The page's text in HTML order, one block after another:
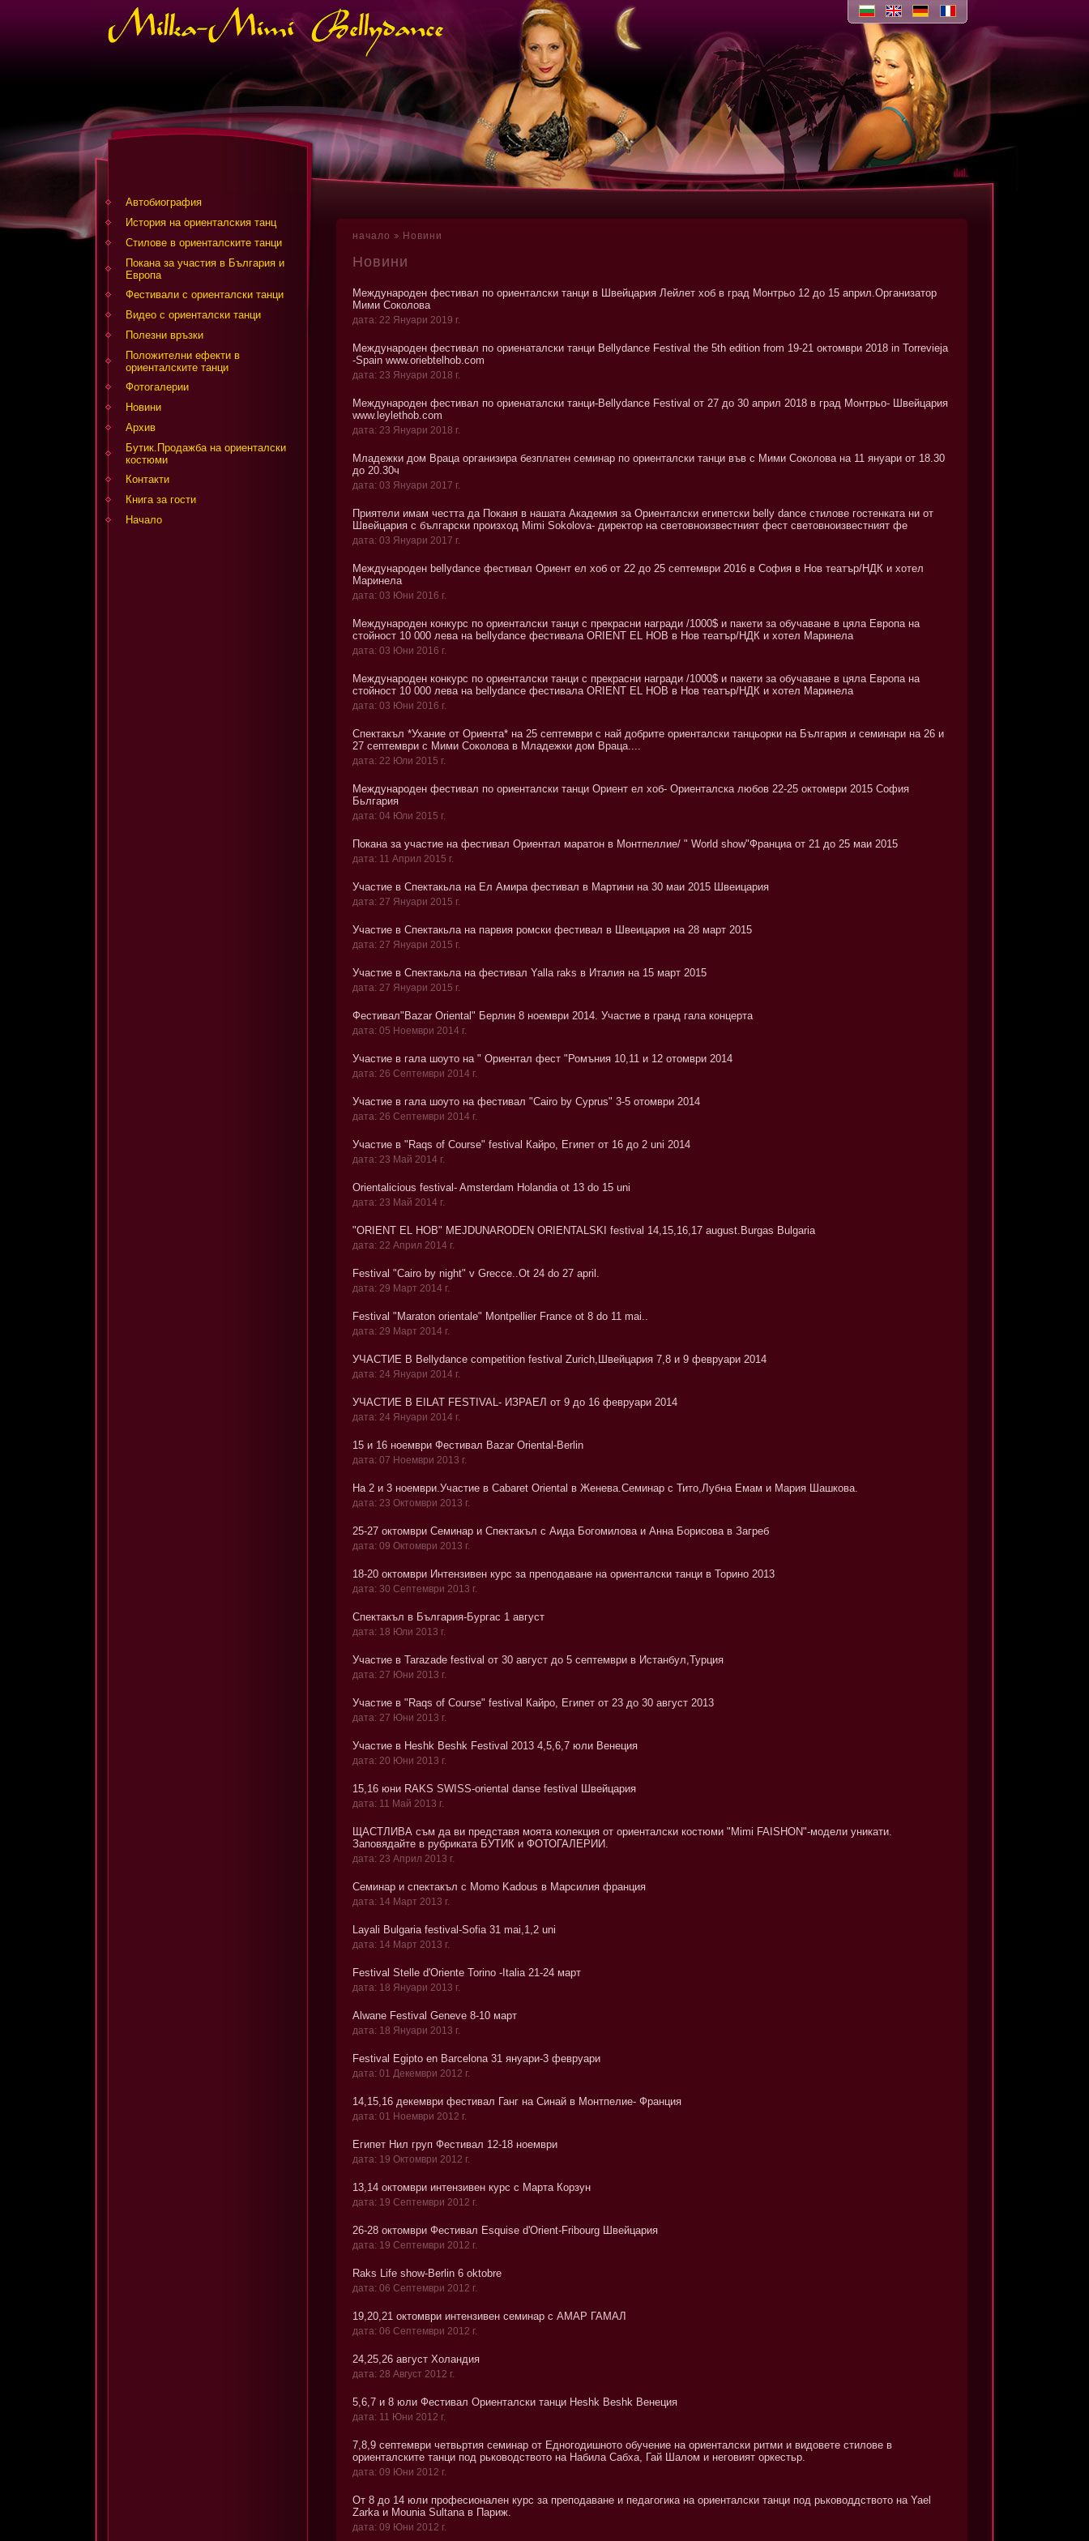
Автобиография
История на ориенталския танц
Стилове в ориенталските танци
Покана за участия в България и
Европа
Фестивали с ориенталски танци
Видео с ориенталски танци
Полезни връзки
Положителни ефекти в
ориенталските танци
Фотогалерии
Новини
Архив
Бутик.Продажба на ориенталски
костюми
Контакти
Книга за гости
Начало
начало Новини
Новини
Международен фестивал по ориенталски танци в Швейцария Лейлет хоб в град Монтрьо 12 до 15 април.Организатор
Мими Соколова
дата: 22 Януари 2019 г.
Международен фестивал по ориенаталски танци Bellydance Festival the 5th edition from 19-21 октомври 2018 in Torrevieja
-Spain www.oriebtelhob.com
дата: 23 Януари 2018 г.
Международен фестивал по ориенаталски танци-Bellydance Festival от 27 до 30 април 2018 в град Монтрьо- Швейцария
www.leylethob.com
дата: 23 Януари 2018 г.
Младежки дом Враца организира безплатен семинар по ориенталски танци във с Мими Соколова на 11 януари от 18.30
до 20.30ч
дата: 03 Януари 2017 г.
Приятели имам честта да Поканя в нашата Академия за Ориенталски египетски belly dаnce стилове гостенката ни от
Швейцария с български произход Mimi Sokolova- директор на световноизвестният фест световноизвестният фе
дата: 03 Януари 2017 г.
Международен bellydance фестивал Ориент ел хоб от 22 до 25 септември 2016 в София в Нов театър/НДК и хотел
Маринела
дата: 03 Юни 2016 г.
Международен конкурс по ориенталски танци с прекрасни награди /1000$ и пакети за обучаване в цяла Европа на
стойност 10 000 лева на bellydance фестивала ORIENT EL HOB в Нов театър/НДК и хотел Маринела
дата: 03 Юни 2016 г.
Международен конкурс по ориенталски танци с прекрасни награди /1000$ и пакети за обучаване в цяла Европа на
стойност 10 000 лева на bellydance фестивала ORIENT EL HOB в Нов театър/НДК и хотел Мapинела
дата: 03 Юни 2016 г.
Спектакъл *Ухание от Ориента* на 25 септември с най добрите ориенталски танцьорки на България и семинари на 26 и
27 септември с Мими Соколова в Младежки дом Враца....
дата: 22 Юли 2015 г.
Международен фестивал по ориенталски танци Ориент ел хоб- Ориенталска любов 22-25 октомври 2015 София
Бьлгария
дата: 04 Юли 2015 г.
Покана за участие на фестивал Ориентал маратон в Монтпеллие/ " World show"Франциа от 21 до 25 маи 2015
дата: 11 Април 2015 г.
Участие в Спектакьла на Ел Амира фестивал в Мартини на 30 маи 2015 Швеицария
дата: 27 Януари 2015 г.
Участие в Спектакьла на парвия ромски фестивал в Швеицария на 28 март 2015
дата: 27 Януари 2015 г.
Участие в Спектакьла на фестивал Yalla raks в Италия на 15 март 2015
дата: 27 Януари 2015 г.
Фестивал"Bazar Oriental" Берлин 8 ноември 2014. Участие в гранд гала концерта
дата: 05 Ноември 2014 г.
Участие в гала шоуто на " Ориентал фест "Ромъния 10,11 и 12 отомври 2014
дата: 26 Септември 2014 г.
Участие в гала шоуто на фестивал "Cairo by Cyprus" 3-5 отомври 2014
дата: 26 Септември 2014 г.
Участие в "Raqs of Course" festival Кайро, Египет от 16 до 2 uni 2014
дата: 23 Май 2014 г.
Orientalicious festival- Amsterdam Holandia ot 13 do 15 uni
дата: 23 Май 2014 г.
"ORIENT EL HOB" MEJDUNARODEN ORIENTALSKI festival 14,15,16,17 august.Burgas Bulgaria
дата: 22 Април 2014 г.
Festival "Cairo by night" v Grecce..Ot 24 do 27 april.
дата: 29 Март 2014 г.
Festival "Maraton orientale" Montpellier France ot 8 do 11 mai..
дата: 29 Март 2014 г.
УЧАСТИЕ В Bellydance competition festival Zurich,Швейцария 7,8 и 9 февруари 2014
дата: 24 Януари 2014 г.
УЧАСТИЕ В EILAT FESTIVAL- ИЗРАЕЛ от 9 до 16 февруари 2014
дата: 24 Януари 2014 г.
15 и 16 ноември Фестивал Bazar Oriental-Berlin
дата: 07 Ноември 2013 г.
На 2 и 3 ноември.Участие в Cabaret Oriental в Женева.Семинар с Тито,Лубна Емам и Мария Шашкова.
дата: 23 Октомври 2013 г.
25-27 октомври Семинар и Спектакъл с Аида Богомилова и Анна Борисова в Загреб
дата: 09 Октомври 2013 г.
18-20 октомври Интензивен курс за преподаване на ориенталски танци в Торино 2013
дата: 30 Септември 2013 г.
Спектакъл в България-Бургас 1 август
дата: 18 Юли 2013 г.
Участие в Tarazadе festival от 30 август до 5 септември в Истанбул,Турция
дата: 27 Юни 2013 г.
Участие в "Raqs of Course" festival Кайро, Египет от 23 до 30 август 2013
дата: 27 Юни 2013 г.
Участие в Heshk Beshk Festival 2013 4,5,6,7 юли Венеция
дата: 20 Юни 2013 г.
15,16 юни RAKS SWISS-oriental danse festival Швейцария
дата: 11 Май 2013 г.
ЩАСТЛИВА съм да ви представя моята колекция от ориенталски костюми "Mimi FAISHON"-модели уникати.
Заповядайте в рубриката БУТИК и ФОТОГАЛЕРИИ.
дата: 23 Април 2013 г.
Семинар и спектакъл с Моmo Kadous в Марсилия франция
дата: 14 Март 2013 г.
Layali Bulgaria festival-Sofia 31 mai,1,2 uni
дата: 14 Март 2013 г.
Festival Stelle d'Oriente Torino -Italia 21-24 март
дата: 18 Януари 2013 г.
Alwane Festival Geneve 8-10 март
дата: 18 Януари 2013 г.
Festival Egipto en Barcelona 31 януари-3 февруари
дата: 01 Декември 2012 г.
14,15,16 декември фестивал Ганг на Синай в Монтпелие- Франция
дата: 01 Ноември 2012 г.
Египет Нил груп Фестивал 12-18 ноември
дата: 19 Октомври 2012 г.
13,14 октомври интензивен курс с Марта Корзун
дата: 19 Септември 2012 г.
26-28 октомври Фестивал Esquise d'Orient-Fribourg Швейцария
дата: 19 Септември 2012 г.
Raks Life show-Berlin 6 oktobre
дата: 06 Септември 2012 г.
19,20,21 oктомври интензивен семинар с АМАР ГАМАЛ
дата: 06 Септември 2012 г.
24,25,26 август Холандия
дата: 28 Август 2012 г.
5,6,7 и 8 юли Фестивал Ориенталски танци Heshk Beshk Венеция
дата: 11 Юни 2012 г.
7,8,9 септември четвьртия семинар от Едногодишното обучение на ориенталски ритми и видовете стилове в
ориенталските танци под рьководството на Набила Сабха, Гай Шалом и неговият оркестьр.
дата: 09 Юни 2012 г.
От 8 до 14 юли професионален курс за преподаване и педагогика на ориенталски танци под рьководдството на Yael
Zarka и Mounia Sultana в Париж.
дата: 09 Юни 2012 г.